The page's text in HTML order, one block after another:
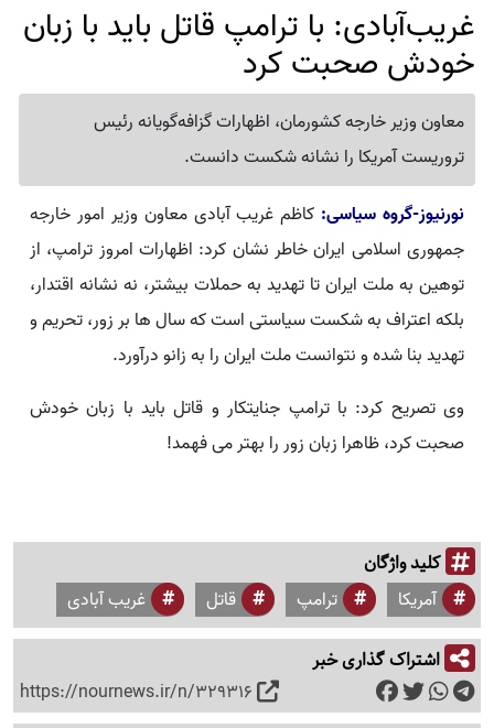
غریب‌آبادی: با ترامپ قاتل باید با زبان
خودش صحبت کرد
معاون وزیر خارجه کشورمان، اظهارات گزافه‌گویانه رئیس
تروریست آمریکا را نشانه شکست دانست.
نورنیوز-گروه سیاسی: کاظم غریب آبادی معاون وزیر امور خارجه
جمهوری اسلامی ایران خاطر نشان کرد: اظهارات امروز ترامپ، از
توهین به ملت ایران تا تهدید به حملات بیشتر، نه نشانه اقتدار،
بلکه اعتراف به شکست سیاستی است که سال ها بر زور، تحریم و
تهدید بنا شده و نتوانست ملت ایران را به زانو درآورد.
وی تصریح کرد: با ترامپ جنایتکار و قاتل باید با زبان خودش
صحبت کرد، ظاهرا زبان زور را بهتر می فهمد!
کلید واژگان
آمریکا ترامپ قاتل غریب آبادی
اشتراک گذاری خبر
https://nournews.ir/n/329316